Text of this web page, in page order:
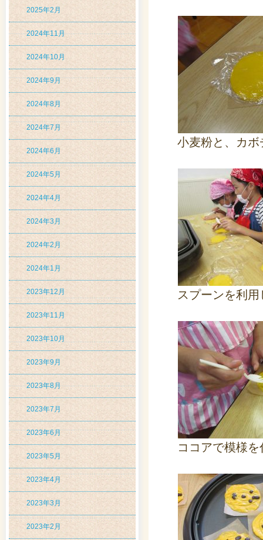
2025年2月
2024年11月
2024年10月
2024年9月
2024年8月
2024年7月
2024年6月
2024年5月
2024年4月
2024年3月
2024年2月
2024年1月
2023年12月
2023年11月
2023年10月
2023年9月
2023年8月
2023年7月
2023年6月
2023年5月
2023年4月
2023年3月
2023年2月
小麦粉と、カ
スプーンを利
ココアで模様